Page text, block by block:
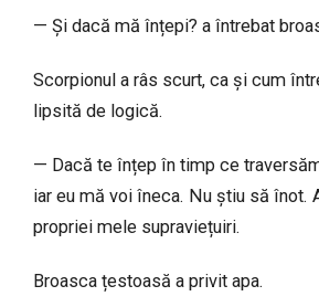
— Și dacă mă înțepi? a întrebat
Scorpionul a râs scurt, ca și cum
lipsită de logică.
— Dacă te înțep în timp ce
iar eu mă voi îneca. Nu știu să înot.
propriei mele supraviețuiri.
Broasca țestoasă a privit apa.